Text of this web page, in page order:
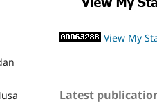
View My
Latest